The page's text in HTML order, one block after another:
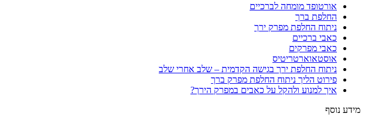
אורטופד מומחה לברכיים
החלפת ברך
ניתוח החלפת מפרק ירך
כאבי ברכיים
כאבי מפרקים
אוסטאוארטריטיס
ניתוח החלפת ירך בגישה הקדמית – שלב אחרי שלב
פירוט הליך ניתוח החלפת מפרק ברך
איך למנוע ולהקל על כאבים במפרק הירך?
מידע נוסף